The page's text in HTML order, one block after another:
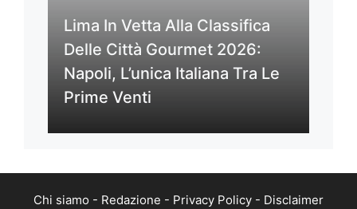
Lima In Vetta Alla Classifica
Delle Città Gourmet 2026:
Napoli, L’unica Italiana Tra Le
Prime Venti
Chi siamo - Redazione - Privacy Policy - Disclaimer